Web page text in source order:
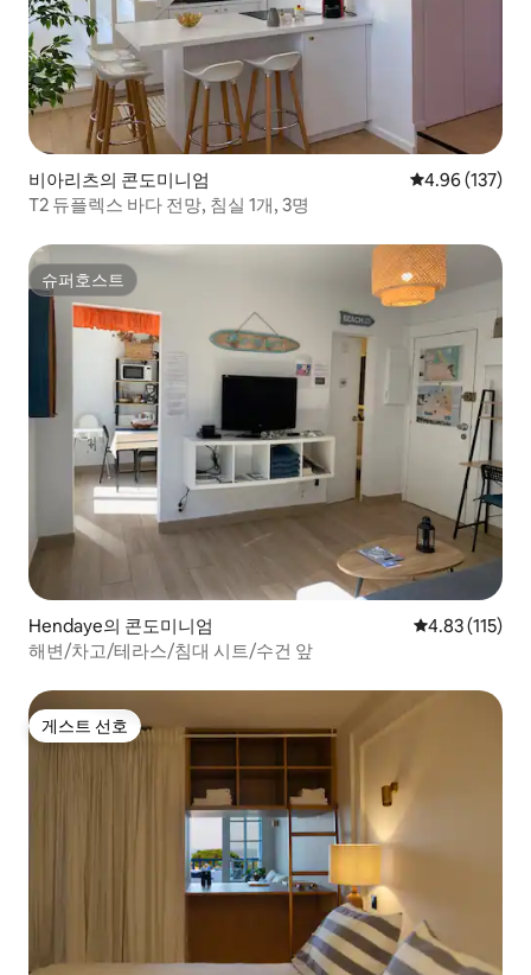
비아리츠의 콘도미니엄 평점 4.96점(5
4.96 (137)
T2 듀플렉스 바다 전망, 침실 1개, 3명
슈퍼호스트
슈퍼호스트
Hendaye의 콘도미니엄 평점 4.83점(5
4.83 (115)
해변/차고/테라스/침대 시트/수건 앞
게스트 선호
게스트 선호